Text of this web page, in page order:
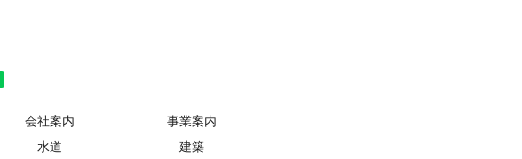
会社案内
事業案内
水道 建築